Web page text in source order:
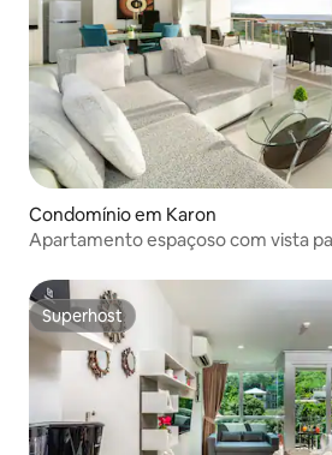
Condomínio em Karon
Apartamento espaçoso com vista
Superhost
Superhost